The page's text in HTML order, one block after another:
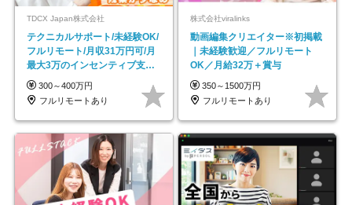
TDCX Japan株式会社
テクニカルサポート/未経験OK/
フルリモート/月収31万円可/月
最大3万のインセンティブ支給/
平均年齢33歳
300～400万円
フルリモートあり
株式会社viralinks
動画編集クリエイター※初掲載
｜未経験歓迎／フルリモート
OK／月給32万＋賞与
350～1500万円
フルリモートあり